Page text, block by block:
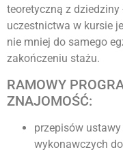
teoretyczną z
uczestnictwa w kursie
nie mniej do samego
zakończeniu stażu.
RAMOWY
ZNAJOMOŚĆ:
przepisów
wykonawczych